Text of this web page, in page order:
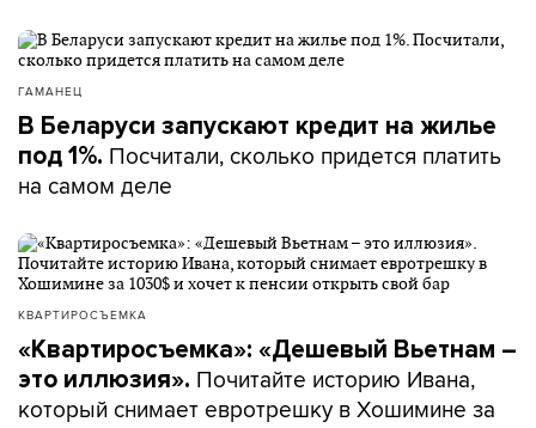
ГАМАНЕЦ
В Беларуси запускают кредит на жилье
под 1%. Посчитали, сколько придется платить
на самом деле
КВАРТИРОСЪЕМКА
«Квартиросъемка»: «Дешевый Вьетнам –
это иллюзия». Почитайте историю Ивана,
который снимает евротрешку в Хошимине за